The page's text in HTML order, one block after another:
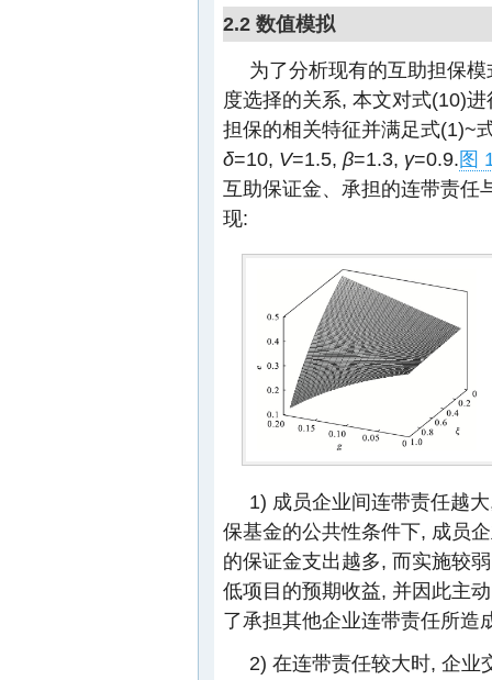
2.2 数值模拟
为了分析现有的互助担保
度选择的关系, 本文对式(10)
担保的相关特征并满足式(1)~
δ=10, V=1.5, β=1.3, γ=0.9.图
互助保证金、承担的连带责任
现:
1) 成员企业间连带责任越
保基金的公共性条件下, 成员
的保证金支出越多, 而实施较
低项目的预期收益, 并因此主
了承担其他企业连带责任所造
2) 在连带责任较大时, 企业